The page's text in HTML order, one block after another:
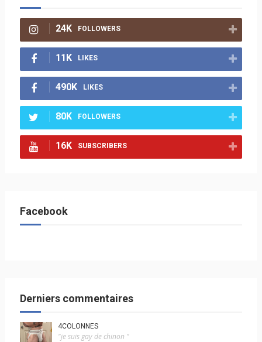
24K FOLLOWERS
11K LIKES
490K LIKES
80K FOLLOWERS
16K SUBSCRIBERS
Facebook
Derniers commentaires
4COLONNES
"je suis gay de chinon "